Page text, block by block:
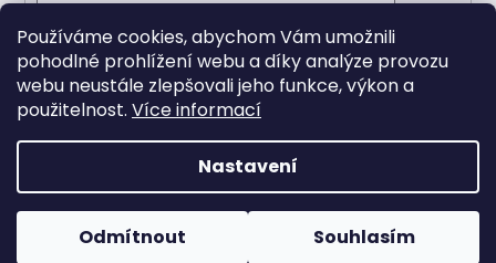
Používáme cookies, abychom Vám umožnili
pohodlné prohlížení webu a díky analýze provozu
webu neustále zlepšovali jeho funkce, výkon a
použitelnost. Více informací
Nastavení
Odmítnout Souhlasím
Vložením e-mailu souhlasíte s podmínkami
ochrany osobních údajů
PŘIHLÁSIT SE
Vytvořil Shoptet
Copyright 2026
. Všechna práva